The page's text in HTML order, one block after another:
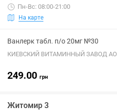
Пн-Вс: 08:00-21:00
На карте
Ванлерк табл. п/о 20мг №30
КИЕВСКИЙ ВИТАМИННЫЙ ЗАВОД АО
249.00 грн
Житомир 3